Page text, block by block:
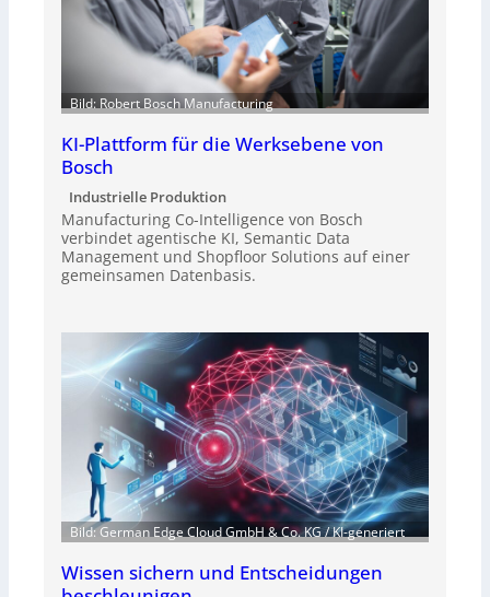
Bild: Robert Bosch Manufacturing
KI-Plattform für die Werksebene von
Bosch
Industrielle Produktion
Manufacturing Co-Intelligence von Bosch
verbindet agentische KI, Semantic Data
Management und Shopfloor Solutions auf einer
gemeinsamen Datenbasis.
Bild: German Edge Cloud GmbH & Co. KG / KI-generiert
Wissen sichern und Entscheidungen